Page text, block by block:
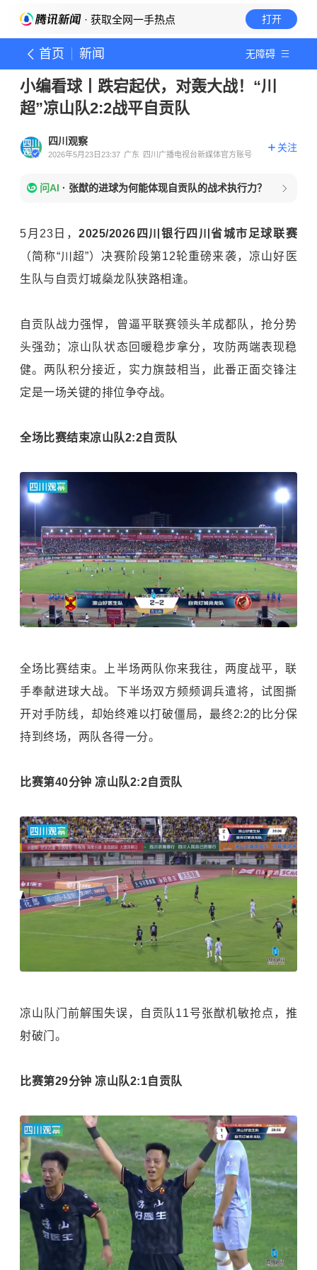
· 获取全网一手热点 打开
首页 新闻 无障碍
小编看球丨跌宕起伏，对轰大战！“川
超”凉山队2:2战平自贡队
四川观察
2026年5月23日23:37 广东 四川广播电视台新媒体官方账号
关注
问AI · 张猷的进球为何能体现自贡队的战术执行力？
5月23日，2025/2026四川银行四川省城市足球联赛
（简称“川超”）决赛阶段第12轮重磅来袭，凉山好医
生队与自贡灯城燊龙队狭路相逢。
自贡队战力强悍，曾逼平联赛领头羊成都队，抢分势
头强劲；凉山队状态回暖稳步拿分，攻防两端表现稳
健。两队积分接近，实力旗鼓相当，此番正面交锋注
定是一场关键的排位争夺战。
全场比赛结束凉山队2:2自贡队
全场比赛结束。上半场两队你来我往，两度战平，联
手奉献进球大战。下半场双方频频调兵遣将，试图撕
开对手防线，却始终难以打破僵局，最终2:2的比分保
持到终场，两队各得一分。
比赛第40分钟 凉山队2:2自贡队
凉山队门前解围失误，自贡队11号张猷机敏抢点，推
射破门。
比赛第29分钟 凉山队2:1自贡队